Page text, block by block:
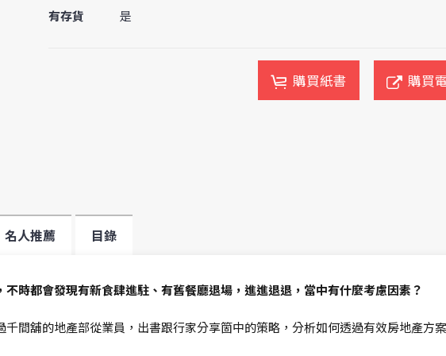
有存貨 是
購買紙書 購買
名人推薦 目錄
時都會發現有新食肆進駐、有舊餐廳退場，進進退退，當中有什麼考慮因素？
千間舖的地產部從業員，出書跟行家分享箇中的策略，分析如何透過有效房地產方